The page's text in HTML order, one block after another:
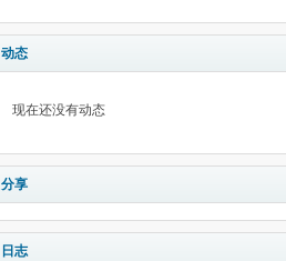
动态
现在还没有动态
分享
日志